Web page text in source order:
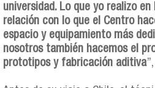
universidad. Lo que yo realizo
relación con lo que el Centro
espacio y equipamiento más
nosotros también hacemos el
prototipos y fabricación aditiva